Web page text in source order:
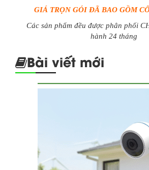
GIÁ TRỌN GÓI ĐÃ BAO GỒM
Các sản phẩm đều được phân phối
hành 24 tháng
Bài viết mới